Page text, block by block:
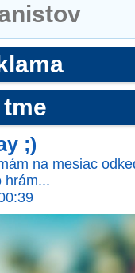
;)
na mesiac
hrám...